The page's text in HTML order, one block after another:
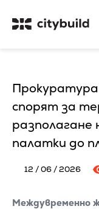
спорят за
разполагане
палатки до
12 / 06 / 2026
Междувременно